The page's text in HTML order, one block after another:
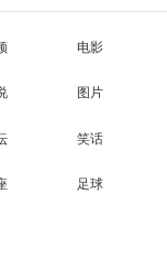
电影
图片
笑话
足球